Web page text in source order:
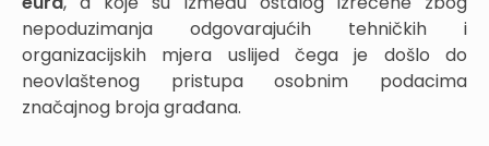
nepoduzimanja odgovarajućih tehničkih i
organizacijskih mjera uslijed čega je došlo do
neovlaštenog pristupa osobnim podacima
značajnog broja građana.